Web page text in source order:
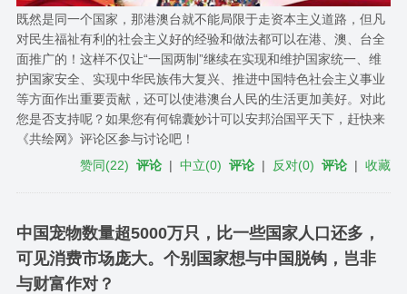
既然是同一个国家，那港澳台就不能局限于走资本主义道路，但凡
对民生福祉有利的社会主义好的经验和做法都可以在港、澳、台全
面推广的！这样不仅让“一国两制”继续在实现和维护国家统一、维
护国家安全、实现中华民族伟大复兴、推进中国特色社会主义事业
等方面作出重要贡献，还可以使港澳台人民的生活更加美好。对此
您是否支持呢？如果您有何锦囊妙计可以安邦治国平天下，赶快来
《共绘网》评论区参与讨论吧！
赞同(22) 评论 |中立(0) 评论 | 反对(0) 评论 |收藏
中国宠物数量超5000万只，比一些国家人口还多，
可见消费市场庞大。个别国家想与中国脱钩，岂非
与财富作对？